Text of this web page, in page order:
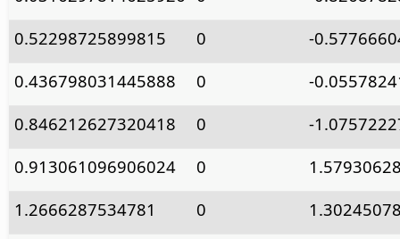
0.52298725899815
0
-
0.436798031445888
0
-
0.846212627320418
0
-
0.913061096906024
0
1.2666287534781
0